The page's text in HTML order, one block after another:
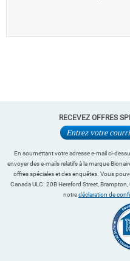
RECEVEZ OFFRES
En soumettant votre adresse e-mail ci-
envoyer des e-mails relatifs à la marque
offres spéciales et des enquêtes. Vous
Canada ULC. 20B Hereford Street, Brampton,
notredéclaration de